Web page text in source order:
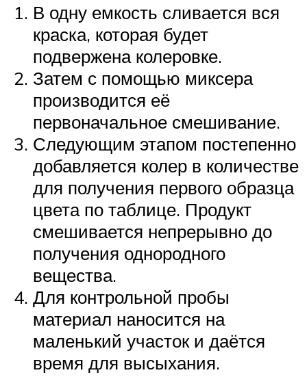
В одну емкость сливается вся
краска, которая будет
подвержена колеровке.
Затем с помощью миксера
производится её
первоначальное смешивание.
Следующим этапом постепенно
добавляется колер в количестве
для получения первого образца
цвета по таблице. Продукт
смешивается непрерывно до
получения однородного
вещества.
Для контрольной пробы
материал наносится на
маленький участок и даётся
время для высыхания.